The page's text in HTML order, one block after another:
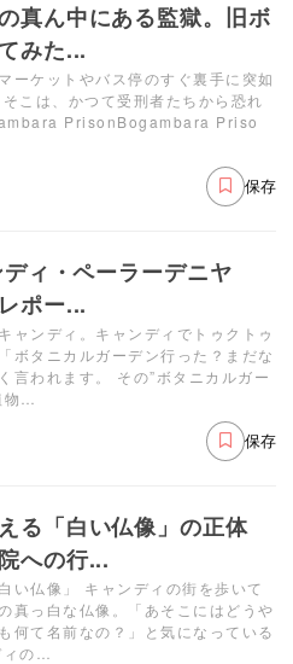
真ん中にある監獄。旧ボ
みた...
ーケットやバス停のすぐ裏手に突如
こは、かつて受刑者たちから恐れ
PrisonBogambara Priso
保存
ィ・ペーラーデニヤ
ポー...
ャンディ。キャンディでトゥクトゥ
ボタニカルガーデン行った？まだな
言われます。 その”ボタニカルガー
…
保存
る「白い仏像」の正体
への行...
い仏像」 キャンディの街を歩いて
真っ白な仏像。「あそこにはどうや
何て名前なの？」と気になっている
の…